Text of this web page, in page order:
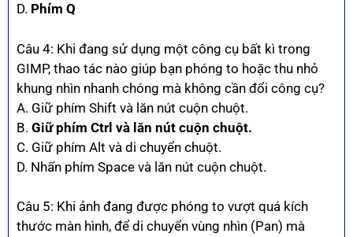
D. Phím Q
Câu 4: Khi đang sử dụng một công cụ bất kì trong
GIMP, thao tác nào giúp bạn phóng to hoặc thu nhỏ
khung nhìn nhanh chóng mà không cần đổi công cụ?
A. Giữ phím Shift và lăn nút cuộn chuột.
B. Giữ phím Ctrl và lăn nút cuộn chuột.
C. Giữ phím Alt và di chuyển chuột.
D. Nhấn phím Space và lăn nút cuộn chuột.
Câu 5: Khi ảnh đang được phóng to vượt quá kích
thước màn hình, để di chuyển vùng nhìn (Pan) mà